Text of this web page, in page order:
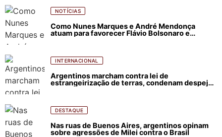
NOTÍCIAS
Como Nunes Marques e André Mendonça
atuam para favorecer Flávio Bolsonaro e
INTERNACIONAL
Argentinos marcham contra lei de
estrangeirização de terras, condenam despejos
DESTAQUE
Nas ruas de Buenos Aires, argentinos opinam
sobre agressões de Milei contra o Brasil